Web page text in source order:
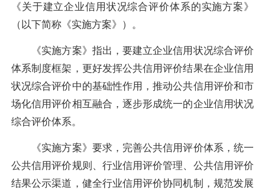
《关于建立企业信用状况综合评价体系的实施方案》
（以下简称《实施方案》）。
《实施方案》指出，要建立企业信用状况综合评价
体系制度框架，更好发挥公共信用评价结果在企业信用
状况综合评价中的基础性作用，推动公共信用评价和市
场化信用评价相互融合，逐步形成统一的企业信用状况
综合评价体系。
《实施方案》要求，完善公共信用评价体系，统一
公共信用评价规则、行业信用评价管理、公共信用评价
结果公示渠道，健全行业信用评价协同机制，规范发展